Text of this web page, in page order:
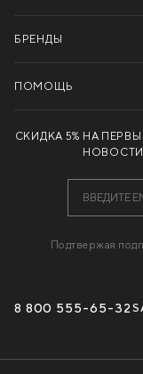
БРЕНДЫ
ПОМОЩЬ
СКИДКА 5% НА
НОВОСТИ
Подтвержая
8 800 555-65-32